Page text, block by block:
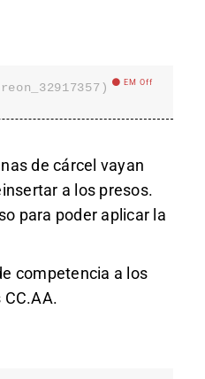
EM Off
de cárcel vayan
a los presos.
para poder aplicar la
competencia a los